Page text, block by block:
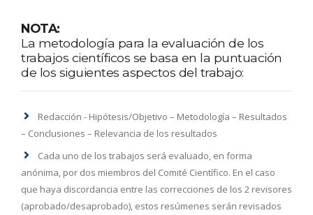
NOTA:
La metodología para la evaluación de los
trabajos científicos se basa en la puntuación
de los siguientes aspectos del trabajo:
Redacción - Hipótesis/Objetivo – Metodología – Resultados
– Conclusiones – Relevancia de los resultados
Cada uno de los trabajos será evaluado, en forma
anónima, por dos miembros del Comité Científico. En el caso
que haya discordancia entre las correcciones de los 2 revisores
(aprobado/desaprobado), estos resúmenes serán revisados